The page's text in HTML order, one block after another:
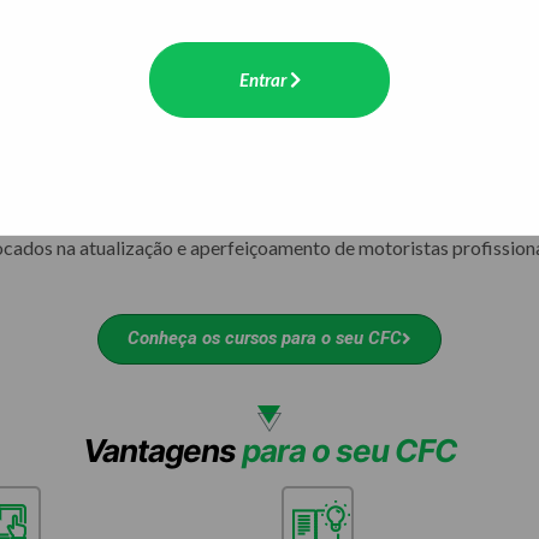
para Condutores Infratores
na atualização e aperfeiçoamento de motoristas
Conheça os cursos para o seu CFC
Vantagenspara o seu CFC
Entrar